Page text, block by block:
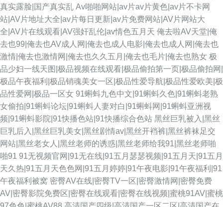
真实露脸|国产真实乱 Av啪啪网站|av片av片黄色|av片不卡网
站|AV片地址大全|av片每日更新|av片免费网站|AV片网站大
全|AV片在线观看|AV强奸乱伦|av情色五月天 俺去啦AV天堂|俺
去也99|俺去也AV成人网|俺去也成人电影|俺去也成人网|俺去也
激情|俺去也激情网|俺去也久久五月|俺去也毛片|俺去也熟女 极
品少妇一线天图|极品视频在线观看|极品偷拍第一页|极品偷拍网|
极品午夜福利|极品销魂美女一区|极品性爱导航|极品性爱欧美|极
品性爱网|极品一区女 91蝌蚪九色中文|91蝌蚪久色|91蝌蚪老熟
女偷拍|91蝌蚪论坛|91蝌蚪人妻对白|91蝌蚪网|91蝌蚪亚洲视
频|91蝌蚪影院|91快播色站|91快播综合色站 黑丝巨乳被入|黑丝
巨乳后入|黑丝巨乳美女|黑丝剧情av|黑丝开裆裤|黑丝裤袜足交
网站|黑丝老女人|黑丝老师的诱惑|黑丝老师给我91|黑丝老师啪
啪91 91无视频官网|91无在线|91五月瑟瑟视频|91五月天|91五月
天久热|91五月天色色网|91五月婷婷|91午夜电影|91午夜福利|91
午夜福利被窝 密臀AV在线|密臀TV一区|密臀激情网|密臀免费
AV|密臀影院免费区|密臀在线观看|密臀在线视频|蜜桃91AV|蜜桃